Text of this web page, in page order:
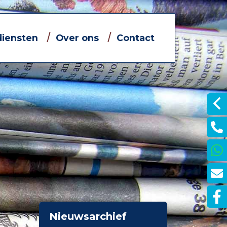
Over ons
Informatieve filmpjes
Jouw eigen financieel adviseur
Dát bedoelen we nou met
ontzorgen
Contact
Nieuwsarchief